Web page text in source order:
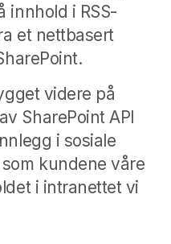
innhold i RSS-
et nettbasert
videre på
SharePoint API
i sosiale
kundene våre
i intranettet vi